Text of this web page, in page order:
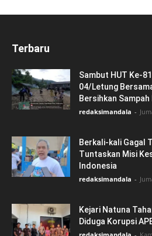
Terbaru
Sambut HUT Ke-
04/Letung
Bersihkan Sampah
redaksimandala -
Berkali-kali Gagal
Tuntaskan Misi
Indonesia
redaksimandala -
Kejari Natuna
Diduga Korupsi